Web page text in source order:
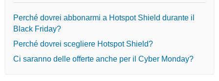
Perché dovrei abbonarmi a Hotspot Shield durante il
Black Friday?
Perché dovrei scegliere Hotspot Shield?
Ci saranno delle offerte anche per il Cyber Monday?